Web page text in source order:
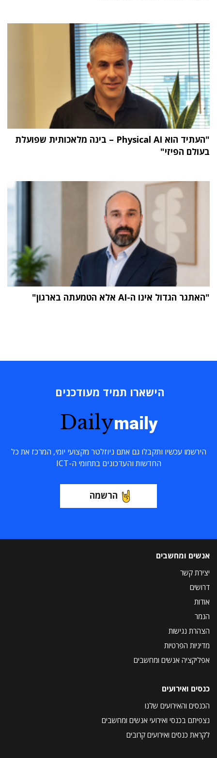
"העתיד הוא Physical AI – בינה מלאכותית שפועלת
בעולם הפיזי"
"האתגר הגדול אינו ה-AI אלא הטמעתה בארגון"
הישארו תמיד מעודכנים
Dailymaily
הירשמו עכשיו ותקבלו גם אתם ניוזלטר מקצועי יומי, המרכז את כל
החדשות והעדכונים בתחומי ה-ICT
הרשמה
אנשים ומחשבים
יצירת קשר
דרושים
אודות
הנמר
הצהרת נגישות
מדיניות הפרטיות
אפליקציה אנשים ומחשבים
כנסים ואירועים
הכנסים והאירועים שלנו
נצפיתם בכנסי ואירועי אנשים ומחשבים
לקראת כנסים ואירועים קרובים